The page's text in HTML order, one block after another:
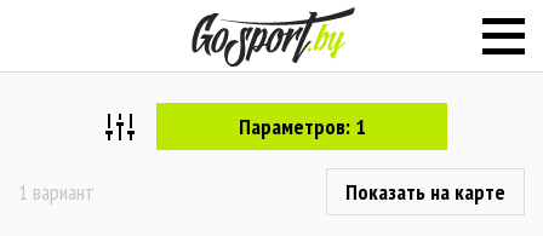
Параметров: 1
1 вариант Показать на карте